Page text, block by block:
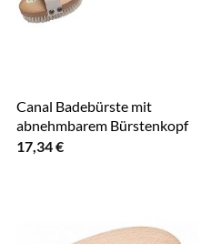
Canal Badebürste mit
abnehmbarem Bürstenkopf
17,34€